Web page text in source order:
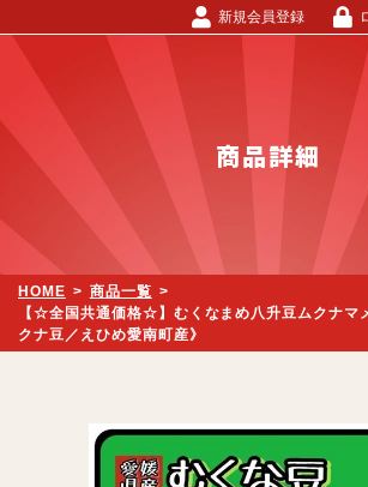
新規会員登録
商品詳細
HOME > 商品一覧 >
【☆全国共通価格☆】むくなまめ八升豆ムクナマ
クナ豆／えひめ愛南町産》